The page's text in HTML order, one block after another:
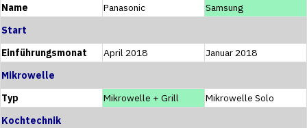
Name
Panasonic
Samsung
Start
Einführungsmonat
April 2018
Januar 2018
Mikrowelle
Typ
Mikrowelle + Grill
Mikrowelle Solo
Kochtechnik